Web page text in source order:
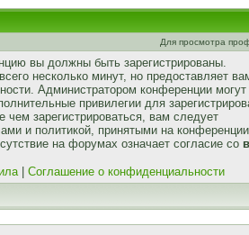
Для просмотра
вы должны быть зарегистрированы.
несколько минут, но предоставляет
Администратором конференции
привилегии для
чем зарегистрироваться, вам следует
и политикой, принятыми на
на форумах означает согласие со
| Соглашение о конфиденциальности